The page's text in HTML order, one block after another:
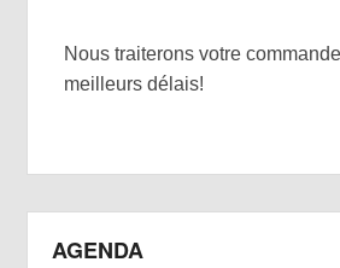
Nous traiterons votre
meilleurs délais!
AGENDA